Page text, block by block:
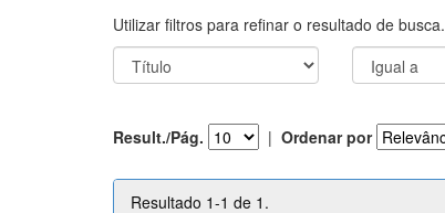
Utilizar filtros para refinar o resultado de busca.
Result./Pág. | Ordenar por
Resultado 1-1 de 1.